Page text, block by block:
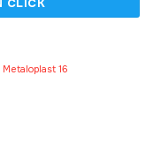
Metaloplast 16